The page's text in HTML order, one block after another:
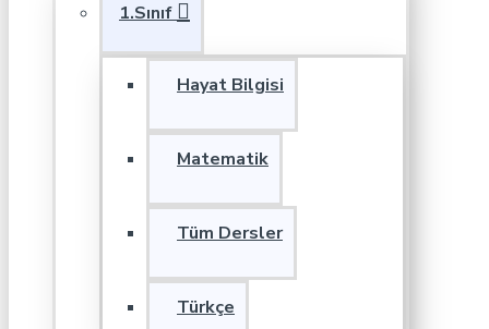
1.Sınıf
Hayat Bilgisi
Matematik
Tüm Dersler
Türkçe